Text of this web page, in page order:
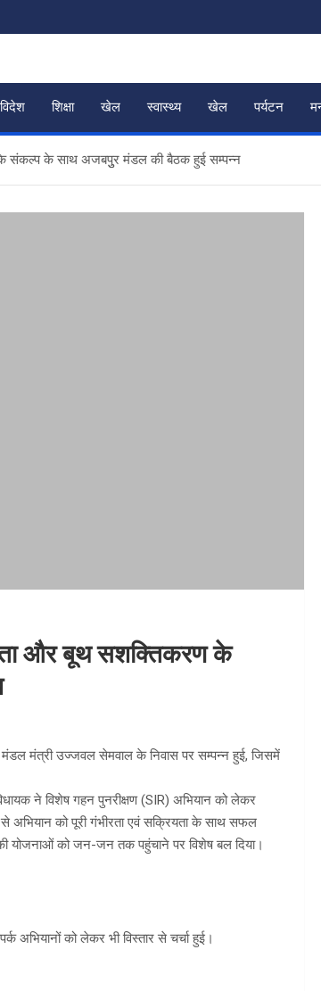
शिक्षा खेल स्वास्थ्य खेल पर्यटन
संकल्प के साथ अजबपुुर मंडल की बैठक हुई सम्पन्न
और बूथ सशक्तिकरण के
मंत्री उज्जवल सेमवाल के निवास पर सम्पन्न हुई, जिसमें
ने विशेष गहन पुनरीक्षण (SIR) अभियान को लेकर
से अभियान को पूरी गंभीरता एवं सक्रियता के साथ सफल
योजनाओं को जन-जन तक पहुंचाने पर विशेष बल दिया।
को लेकर भी विस्तार से चर्चा हुई।